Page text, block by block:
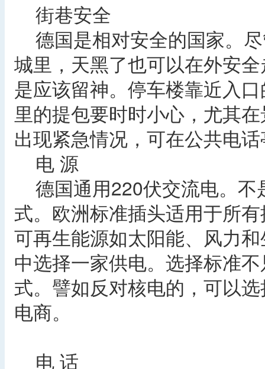
街巷安全
德国是相对安全的国家。
城里，天黑了也可以在外安
是应该留神。停车楼靠近入
里的提包要时时小心，尤其
出现紧急情况，可在公共电
电 源
德国通用220伏交流电。不
式。欧洲标准插头适用于所
可再生能源如太阳能、风力
中选择一家供电。选择标准
式。譬如反对核电的，可以
电商。
电 话